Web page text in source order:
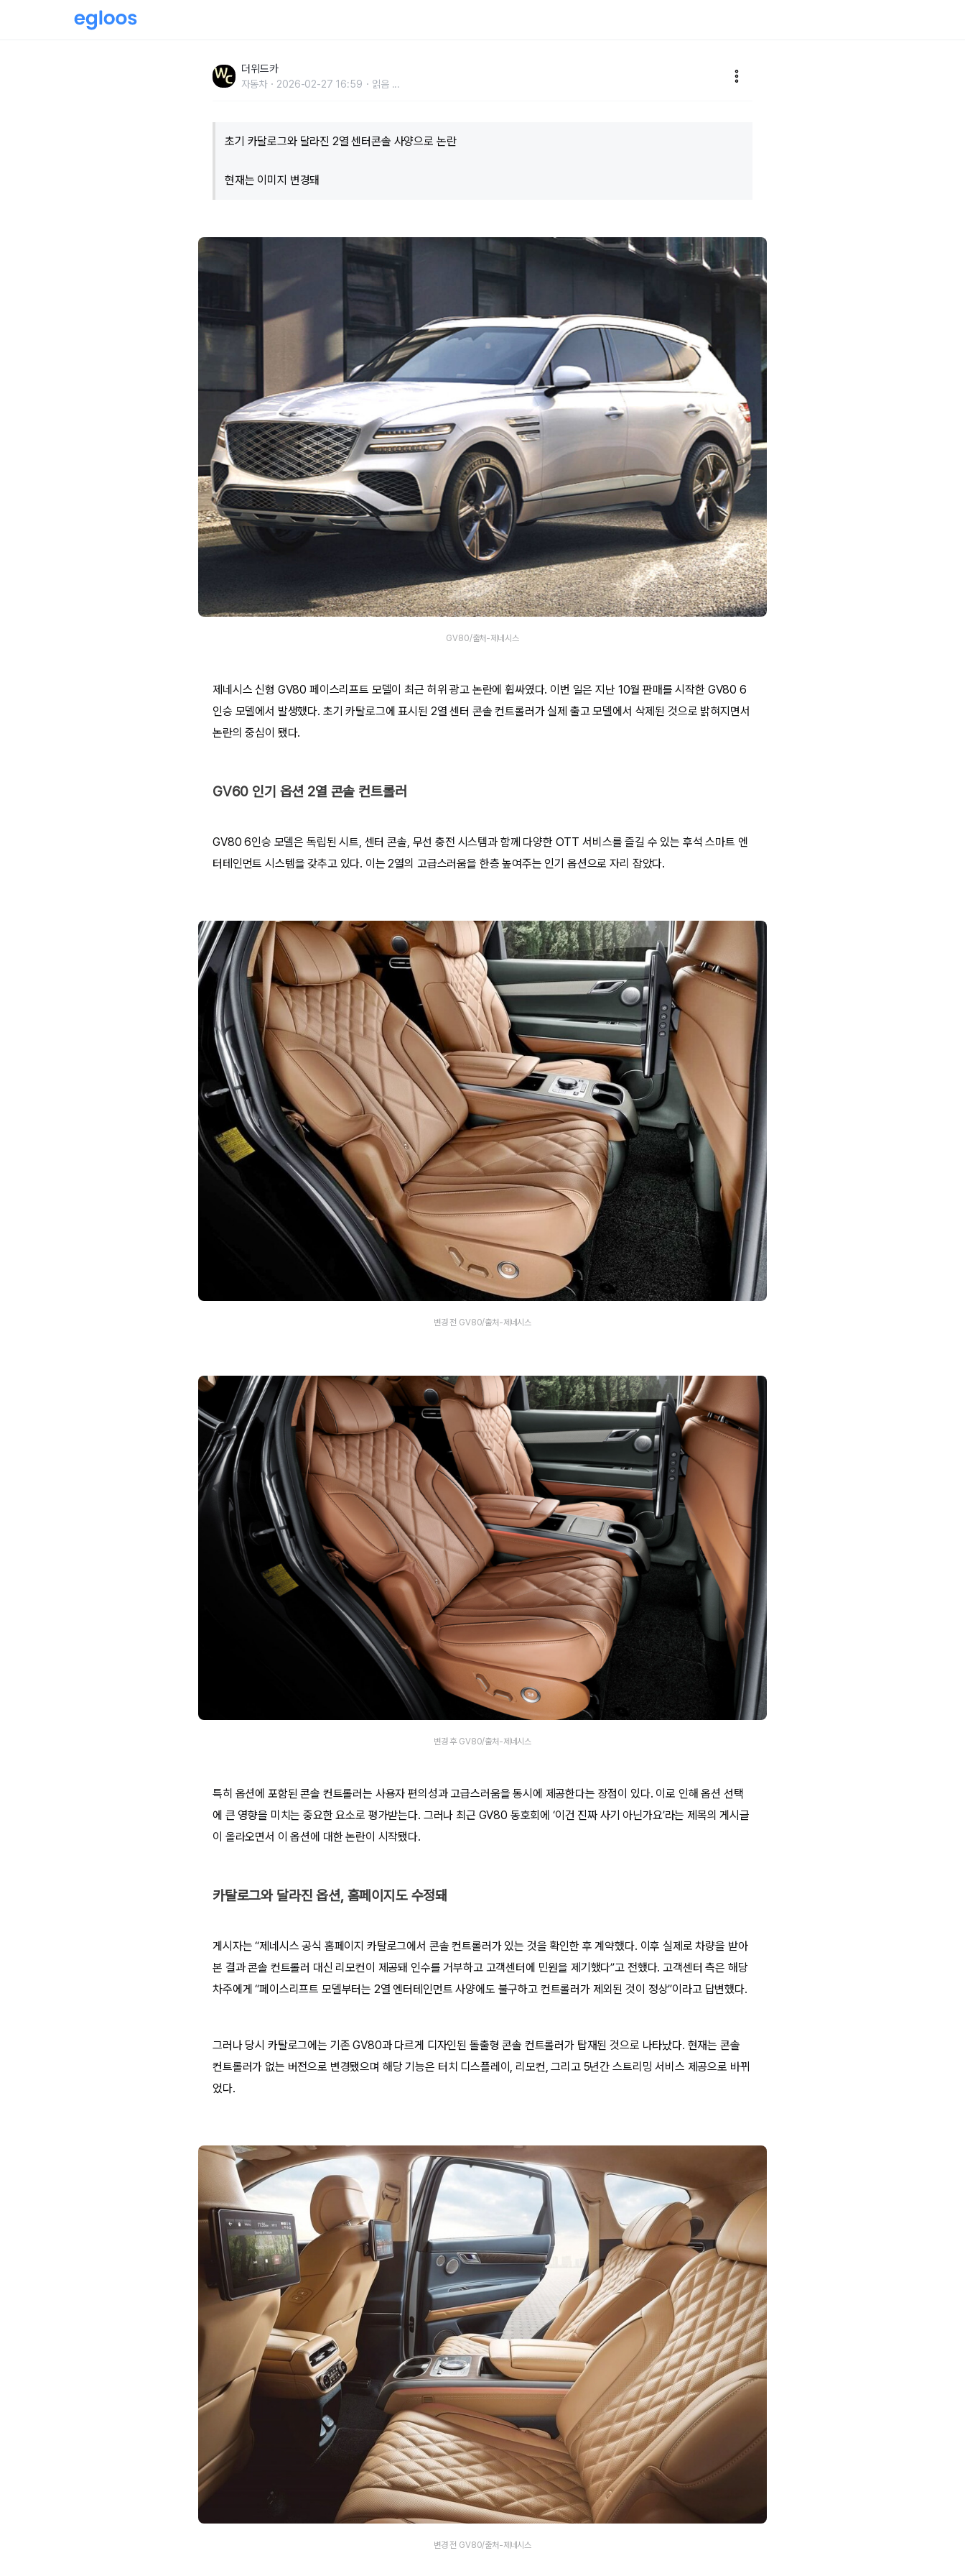
더위드카
자동차 2026-02-27 16:59 읽음 ...
초기 카달로그와 달라진 2열 센터콘솔 사양으로 논란
현재는 이미지 변경돼
GV80/출처-제네시스
제네시스 신형 GV80 페이스리프트 모델이 최근 허위 광고 논란에 휩싸였다. 이번 일은 지난 10월 판매를 시작한 GV80 6
인승 모델에서 발생했다. 초기 카탈로그에 표시된 2열 센터 콘솔 컨트롤러가 실제 출고 모델에서 삭제된 것으로 밝혀지면서
논란의 중심이 됐다.
GV60 인기 옵션 2열 콘솔 컨트롤러
GV80 6인승 모델은 독립된 시트, 센터 콘솔, 무선 충전 시스템과 함께 다양한 OTT 서비스를 즐길 수 있는 후석 스마트 엔
터테인먼트 시스템을 갖추고 있다. 이는 2열의 고급스러움을 한층 높여주는 인기 옵션으로 자리 잡았다.
변경 전 GV80/출처-제네시스
변경 후 GV80/출처-제네시스
특히 옵션에 포함된 콘솔 컨트롤러는 사용자 편의성과 고급스러움을 동시에 제공한다는 장점이 있다. 이로 인해 옵션 선택
에 큰 영향을 미치는 중요한 요소로 평가받는다. 그러나 최근 GV80 동호회에 ‘이건 진짜 사기 아닌가요’라는 제목의 게시글
이 올라오면서 이 옵션에 대한 논란이 시작됐다.
카탈로그와 달라진 옵션, 홈페이지도 수정돼
게시자는 “제네시스 공식 홈페이지 카탈로그에서 콘솔 컨트롤러가 있는 것을 확인한 후 계약했다. 이후 실제로 차량을 받아
본 결과 콘솔 컨트롤러 대신 리모컨이 제공돼 인수를 거부하고 고객센터에 민원을 제기했다”고 전했다. 고객센터 측은 해당
차주에게 “페이스리프트 모델부터는 2열 엔터테인먼트 사양에도 불구하고 컨트롤러가 제외된 것이 정상”이라고 답변했다.
그러나 당시 카탈로그에는 기존 GV80과 다르게 디자인된 돌출형 콘솔 컨트롤러가 탑재된 것으로 나타났다. 현재는 콘솔
컨트롤러가 없는 버전으로 변경됐으며 해당 기능은 터치 디스플레이, 리모컨, 그리고 5년간 스트리밍 서비스 제공으로 바뀌
었다.
변경 전 GV80/출처-제네시스